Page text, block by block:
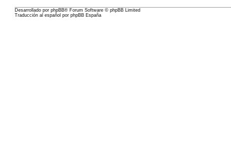
Desarrollado porphpBB® Forum Software © phpBB Limited
Traducción al español porphpBB España